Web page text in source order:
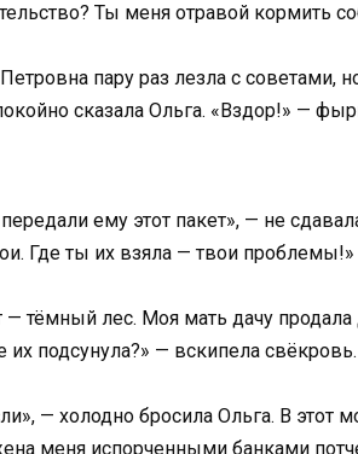
Ты меня отравой кормить
пару раз лезла с советами,
сказала Ольга. «Вздор!» —
ему этот пакет», — не
Где ты их взяла — твои проблемы!»
— тёмный лес. Моя мать дачу
подсунула?» — вскипела свёкровь.
— холодно бросила Ольга. В
меня испорченными банками